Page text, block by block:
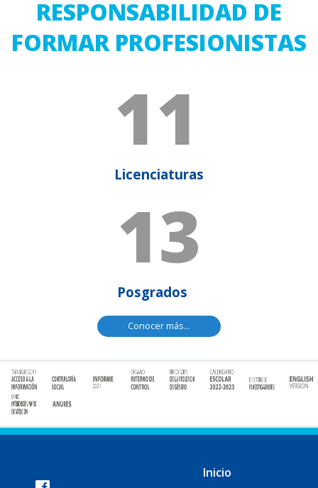
RESPONSABILIDAD DE
FORMAR PROFESIONISTAS
11
Licenciaturas
13
Posgrados
Conocer más...
Inicio